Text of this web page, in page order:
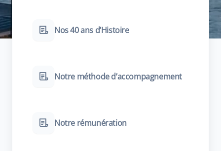
Nos 40 ans d’Histoire
Notre méthode d’accompagnement
Notre rémunération